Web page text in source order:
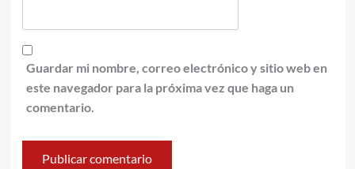
Guardar mi nombre, correo electrónico y sitio web en
este navegador para la próxima vez que haga un
comentario.